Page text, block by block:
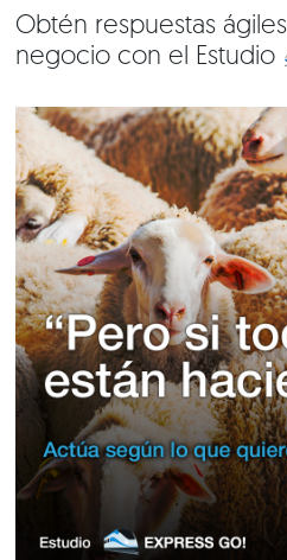
Obtén respuestas
negocio con el Estudio